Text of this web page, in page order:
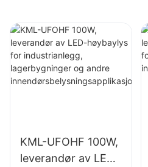
KML-UFOHF 100W,
leverandør av LED-